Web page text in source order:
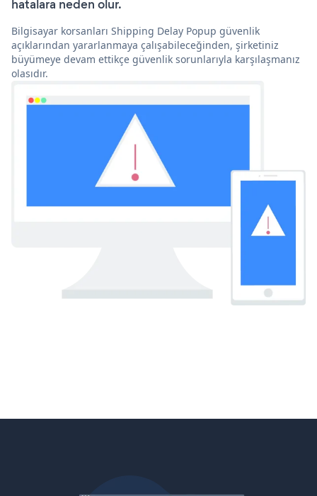
hatalara neden olur.
Bilgisayar korsanları Shipping Delay Popup güvenlik
açıklarından yararlanmaya çalışabileceğinden, şirketiniz
büyümeye devam ettikçe güvenlik sorunlarıyla karşılaşmanız
olasıdır.